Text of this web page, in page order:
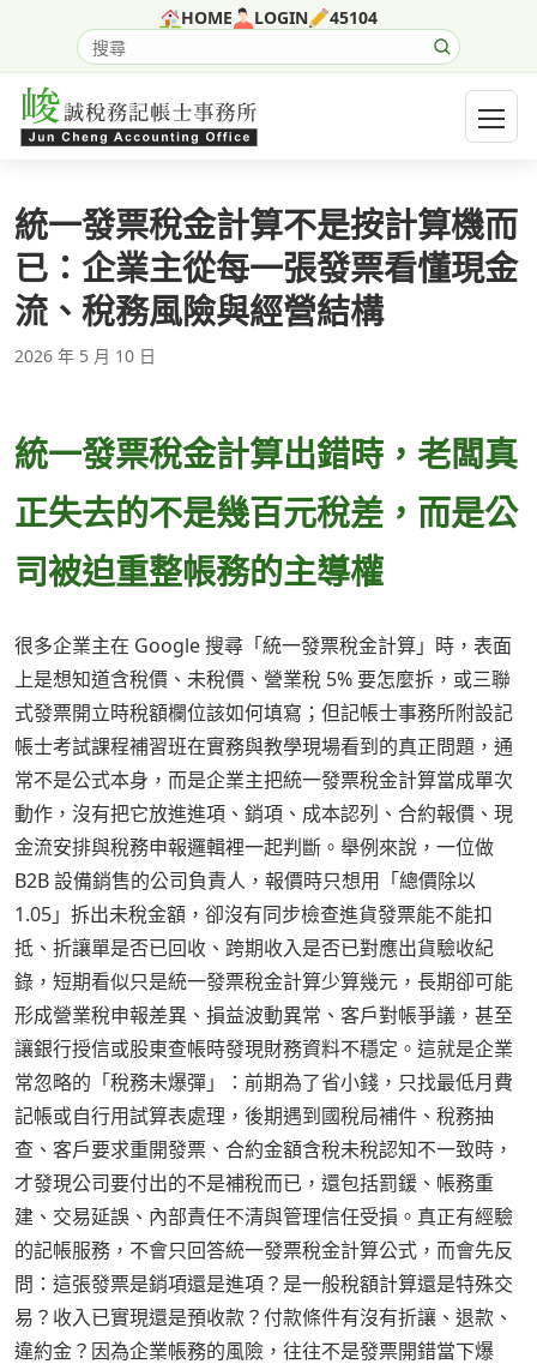
HOME LOGIN 45104
搜尋網站內容
開啟
統一發票稅金計算不是按計算機而
已：企業主從每一張發票看懂現金
流、稅務風險與經營結構
2026 年 5 月 10 日
統一發票稅金計算出錯時，老闆真
正失去的不是幾百元稅差，而是公
司被迫重整帳務的主導權
很多企業主在 Google 搜尋「統一發票稅金計算」時，表面
上是想知道含稅價、未稅價、營業稅 5% 要怎麼拆，或三聯
式發票開立時稅額欄位該如何填寫；但記帳士事務所附設記
帳士考試課程補習班在實務與教學現場看到的真正問題，通
常不是公式本身，而是企業主把統一發票稅金計算當成單次
動作，沒有把它放進進項、銷項、成本認列、合約報價、現
金流安排與稅務申報邏輯裡一起判斷。舉例來說，一位做
B2B 設備銷售的公司負責人，報價時只想用「總價除以
1.05」拆出未稅金額，卻沒有同步檢查進貨發票能不能扣
抵、折讓單是否已回收、跨期收入是否已對應出貨驗收紀
錄，短期看似只是統一發票稅金計算少算幾元，長期卻可能
形成營業稅申報差異、損益波動異常、客戶對帳爭議，甚至
讓銀行授信或股東查帳時發現財務資料不穩定。這就是企業
常忽略的「稅務未爆彈」：前期為了省小錢，只找最低月費
記帳或自行用試算表處理，後期遇到國稅局補件、稅務抽
查、客戶要求重開發票、合約金額含稅未稅認知不一致時，
才發現公司要付出的不是補稅而已，還包括罰鍰、帳務重
建、交易延誤、內部責任不清與管理信任受損。真正有經驗
的記帳服務，不會只回答統一發票稅金計算公式，而會先反
問：這張發票是銷項還是進項？是一般稅額計算還是特殊交
易？收入已實現還是預收款？付款條件有沒有折讓、退款、
違約金？因為企業帳務的風險，往往不是發票開錯當下爆